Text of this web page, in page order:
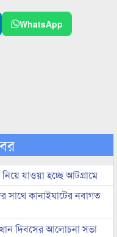
WhatsApp
যাওয়া হচ্ছে আটগ্রামে
কানাইঘাটের নবাগত
দিবসের আলোচনা সভা